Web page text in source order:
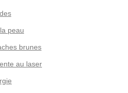
peau
brunes
au laser